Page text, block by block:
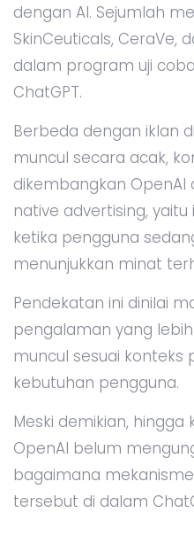
dengan AI. Sejumlah
SkinCeuticals, CeraVe,
dalam program uji
ChatGPT.
Berbeda dengan iklan
muncul secara acak,
dikembangkan OpenAI
native advertising,
ketika pengguna
menunjukkan minat
Pendekatan ini dinilai
pengalaman yang
muncul sesuai konteks
kebutuhan pengguna.
Meski demikian, hingga
OpenAI belum
bagaimana
tersebut di dalam